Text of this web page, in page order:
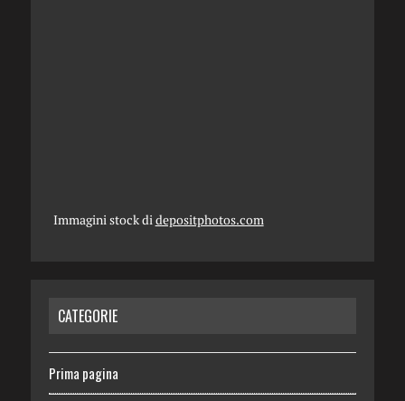
Immagini stock di depositphotos.com
CATEGORIE
Prima pagina